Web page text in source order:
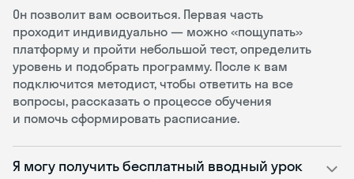
Он позволит вам освоиться. Первая часть
проходит индивидуально — можно «пощупать»
платформу и пройти небольшой тест, определить
уровень и подобрать программу. После к вам
подключится методист, чтобы ответить на все
вопросы, рассказать о процессе обучения
и помочь сформировать расписание.
Я могу получить бесплатный вводный урок